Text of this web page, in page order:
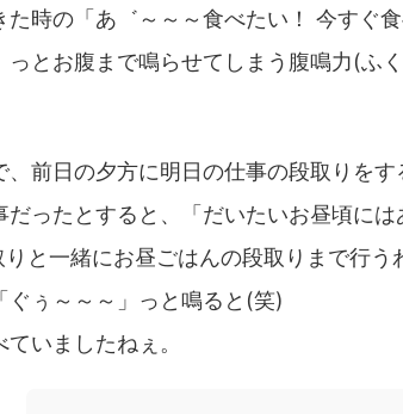
時の「あ゛～～～食べたい！ 今すぐ
っとお腹まで鳴らせてしまう腹鳴力(ふ
前日の夕方に明日の仕事の段取りをす
ったとすると、「だいたいお昼頃に
と一緒にお昼ごはんの段取りまで行う
ぅ～～～」っと鳴ると(笑)
いましたねぇ。